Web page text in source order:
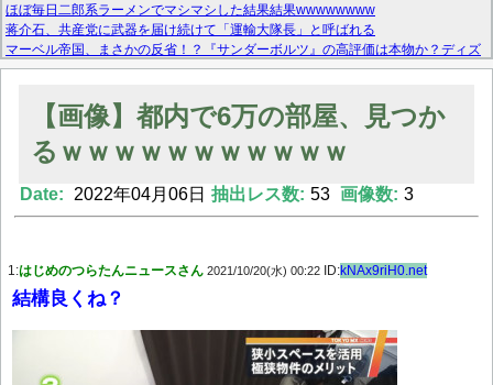
ほぼ毎日二郎系ラーメンでマシマシした結果結果wwwwwwww
蒋介石、共産党に武器を届け続けて「運輸大隊長」と呼ばれる
マーベル帝国、まさかの反省！？『サンダーボルツ』の高評価は本物か？ディズ
ニーCEOの「量より質」宣言の裏で渦巻くファンの本音とMCUの未来を徹底考
【モー娘。石田亜佑美】ファーストテイク出演も新規獲得ならず？北川莉央が1
【画像あり】FacebookとかTwitterで拾ったエロ画像貼ってくよ
【画像】都内で6万の部屋、見つか
るｗｗｗｗｗｗｗｗｗｗｗ
Date: 2022年04月06日 抽出レス数: 53 画像数: 3
1:はじめのつらたんニュースさん 2021/10/20(水) 00:22 ID:kNAx9riH0.net
結構良くね？